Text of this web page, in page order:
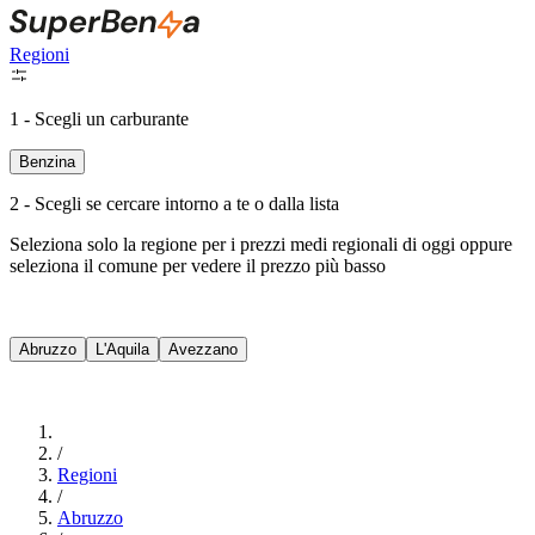
Regioni
1 - Scegli un carburante
Benzina
2 - Scegli se cercare intorno a te o dalla lista
Seleziona solo la regione per i prezzi medi regionali di oggi oppure
seleziona il comune per vedere il prezzo più basso
Abruzzo L'Aquila Avezzano
/
Regioni
/
Abruzzo